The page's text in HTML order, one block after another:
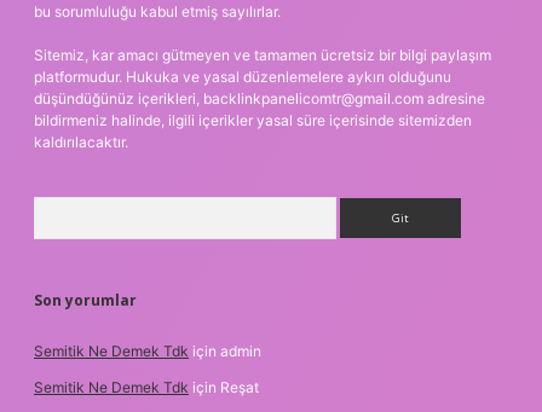
bu sorumluluğu kabul etmiş sayılırlar.
Sitemiz, kar amacı gütmeyen ve tamamen ücretsiz bir bilgi paylaşım
platformudur. Hukuka ve yasal düzenlemelere aykırı olduğunu
düşündüğünüz içerikleri, backlinkpanelicomtr@gmail.com adresine
bildirmeniz halinde, ilgili içerikler yasal süre içerisinde sitemizden
kaldırılacaktır.
Son yorumlar
Semitik Ne Demek Tdk için admin
Semitik Ne Demek Tdk için Reşat